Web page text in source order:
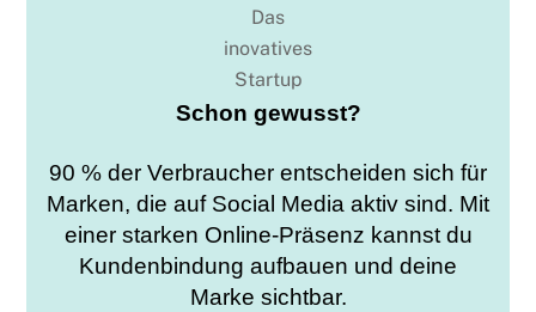
Schon gewusst?
90 % der Verbraucher entscheiden sich für
Marken, die auf Social Media aktiv sind. Mit
einer starken Online-Präsenz kannst du
Kundenbindung aufbauen und deine
Marke sichtbar.